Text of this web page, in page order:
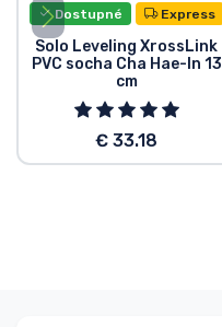
Dostupné Express
Solo Leveling XrossLink
PVC socha Cha Hae-In 13
cm
€ 33.18